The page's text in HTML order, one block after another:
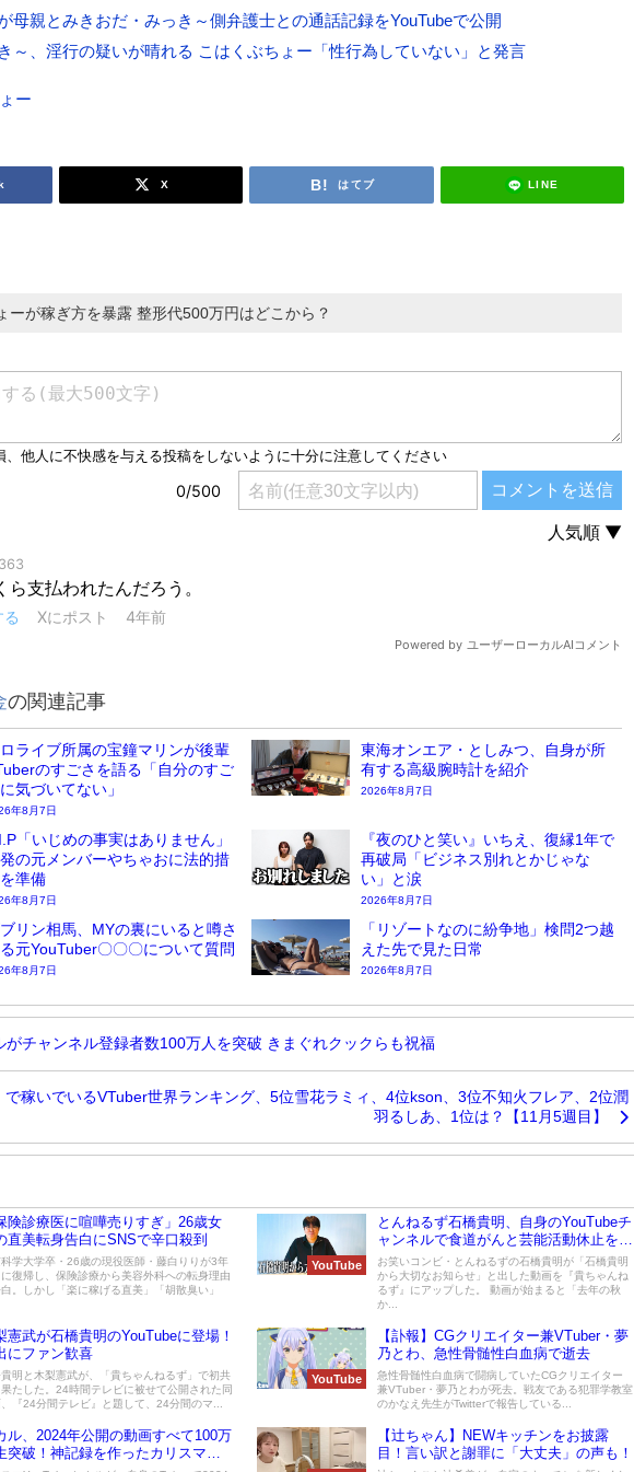
母親とみきおだ・みっき～側弁護士との通話記録をYouTubeで公開
～、淫行の疑いが晴れる こはくぶちょー「性行為していない」と発言
ー
X はてブ LINE
ーが稼ぎ方を暴露 整形代500万円はどこから？
の関連記事
ライブ所属の宝鐘マリンが後輩
のすごさを語る「自分のすご
気づいてない」
年8月7日
東海オンエア・としみつ、自身が所
有する高級腕時計を紹介
2026年8月7日
「いじめの事実はありません」
の元メンバーやちゃおに法的措
準備
年8月7日
『夜のひと笑い』いちえ、復縁1年で
再破局「ビジネス別れとかじゃな
い」と涙
2026年8月7日
リン相馬、MYの裏にいると噂さ
元YouTuber〇〇〇について質問
年8月7日
「リゾートなのに紛争地」検問2つ越
えた先で見た日常
2026年8月7日
がチャンネル登録者数100万人を突破 きまぐれクックらも祝福
で稼いでいるVTuber世界ランキング、5位雪花ラミィ、4位kson、3位不知火フレア、2位潤
羽るしあ、1位は？【11月5週目】
険診療医に喧嘩売りすぎ」26歳女
直美転身告白にSNSで辛口殺到
学大学卒・26歳の現役医師・藤白りりが3年
に復帰し、保険診療から美容外科への転身理由
。しかし「楽に稼げる直美」「胡散臭い」
YouTube
とんねるず石橋貴明、自身のYouTubeチ
ャンネルで食道がんと芸能活動休止を報
告
お笑いコンビ・とんねるずの石橋貴明が「石橋貴明
から大切なお知らせ」と出した動画を『貴ちゃんね
るず』にアップした。 動画が始まると「去年の秋
か...
憲武が石橋貴明のYouTubeに登場！
にファン歓喜
明と木梨憲武が、「貴ちゃんねるず」で初共
たした。24時間テレビに被せて公開された同
『24分間テレビ』と題して、24分間のマ...
YouTube
【訃報】CGクリエイター兼VTuber・夢
乃とわ、急性骨髄性白血病で逝去
急性骨髄性白血病で闘病していたCGクリエイター
兼VTuber・夢乃とわが死去。戦友である犯罪学教室
のかなえ先生がTwitterで報告している...
ル、2024年公開の動画すべて100万
突破！神記録を作ったカリスマ
【辻ちゃん】NEWキッチンをお披露
目！言い訳と謝罪に「大丈夫」の声も！